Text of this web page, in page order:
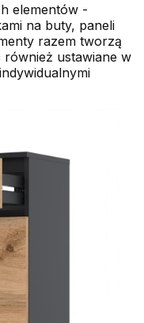
elementów -
na buty, paneli
razem tworzą
również ustawiane w